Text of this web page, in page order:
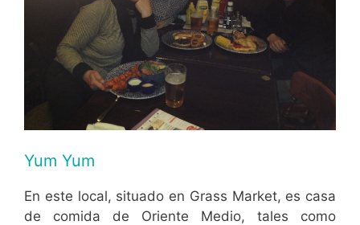
Yum Yum
En este local, situado en Grass Market, es casa
de comida de Oriente Medio, tales como